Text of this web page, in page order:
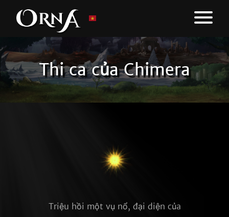
Thi ca của Chimera
Triệu hồi một vụ nổ, đại diện của